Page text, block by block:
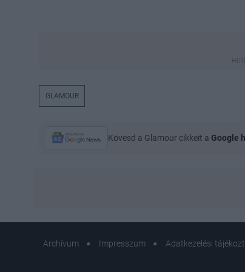
GLAMOUR
Kövesd a Glamour cikkeit a Google
Archívum Impresszum Adatkezelési